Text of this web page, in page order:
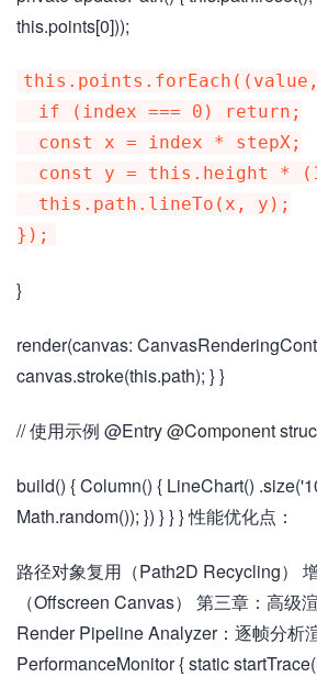
this.points[0]));
}
render(canvas:
canvas.stroke(this.path); } }
// 使用示例 @Entry @Component
build() { Column() { LineChart()
Math.random()); }) } } } 性能优化点：
路径对象复用（Path2D Recycling）
（Offscreen Canvas） 第三章：高
Render Pipeline Analyzer：逐帧分析
PerformanceMonitor { static